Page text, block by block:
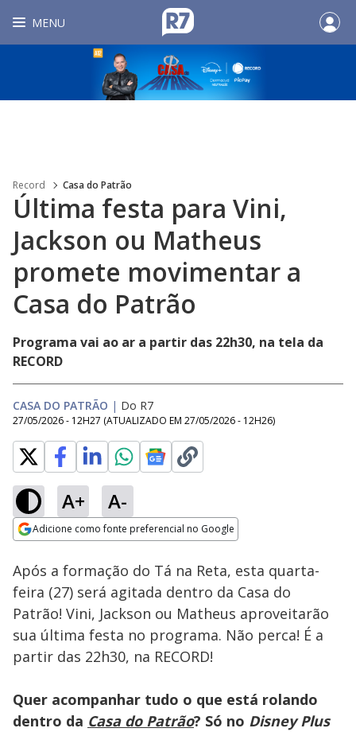
MENU
Record Casa do Patrão
Última festa para Vini,
Jackson ou Matheus
promete movimentar a
Casa do Patrão
Programa vai ao ar a partir das 22h30, na tela da
RECORD
CASA DO PATRÃO | Do R7
27/05/2026 - 12H27 (ATUALIZADO EM 27/05/2026 - 12H26)
A+ A-
Adicione como fonte preferencial no Google
Ativar
100.00%
Após a formação do Tá na Reta, esta quarta-
feira (27) será agitada dentro da Casa do
Patrão! Vini, Jackson ou Matheus aproveitarão
sua última festa no programa. Não perca! É a
partir das 22h30, na RECORD!
Quer acompanhar tudo o que está rolando
dentro da Casa do Patrão? Só no Disney Plus